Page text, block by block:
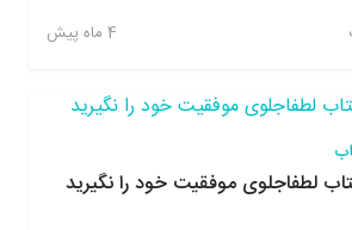
نکردن. علاوه بر این با تمرینات عملی
رو توی ذهنتون تا چندین برابر افزایش میدید.
های پرهزینه، زندگیتون رو تغییر بدید،
دیگه، خیلی ساده و روان نوشته شده
عملی داره که این تمرینات، ماندگاری
چندین برابر بیشتر میکنه و باعث ایجاد
4 ماه پیش